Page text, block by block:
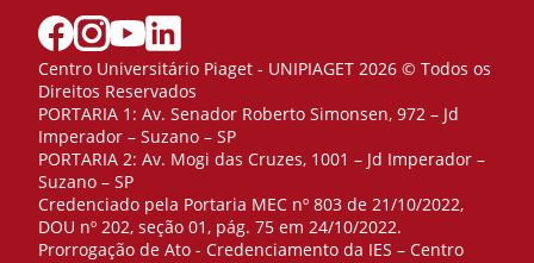
Centro Universitário Piaget - UNIPIAGET 2026 © Todos os
Direitos Reservados
PORTARIA 1: Av. Senador Roberto Simonsen, 972 – Jd
Imperador – Suzano – SP
PORTARIA 2: Av. Mogi das Cruzes, 1001 – Jd Imperador –
Suzano – SP
Credenciado pela Portaria MEC nº 803 de 21/10/2022,
DOU nº 202, seção 01, pág. 75 em 24/10/2022.
Prorrogação de Ato - Credenciamento da IES – Centro